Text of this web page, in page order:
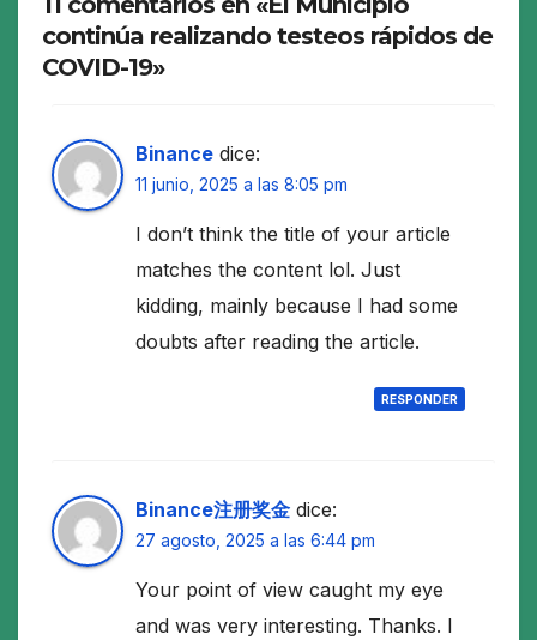
continúa realizando testeos rápidos de
COVID-19»
Binance dice:
11 junio, 2025 a las 8:05 pm
I don’t think the title of your article
matches the content lol. Just
kidding, mainly because I had some
doubts after reading the article.
RESPONDER
Binance注册奖金 dice:
27 agosto, 2025 a las 6:44 pm
Your point of view caught my eye
and was very interesting. Thanks. I